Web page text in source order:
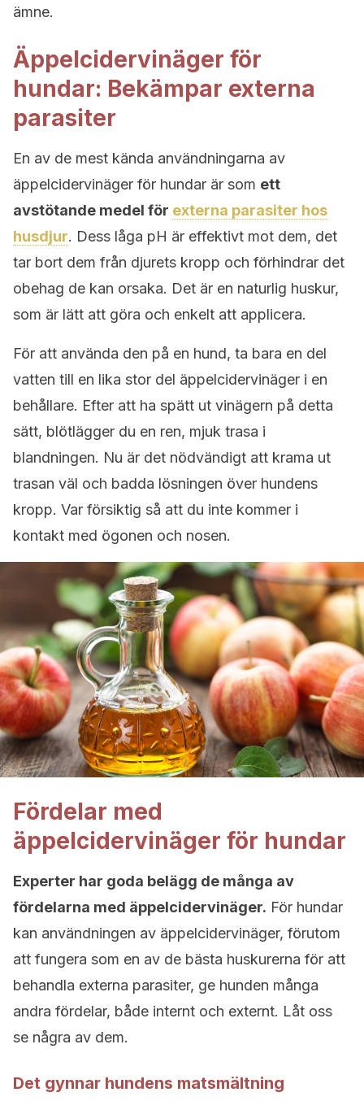
ämne.
Äppelcidervinäger för
hundar: Bekämpar externa
parasiter
En av de mest kända användningarna av
äppelcidervinäger för hundar är som ett
avstötande medel för externa parasiter hos
husdjur. Dess låga pH är effektivt mot dem, det
tar bort dem från djurets kropp och förhindrar det
obehag de kan orsaka. Det är en naturlig huskur,
som är lätt att göra och enkelt att applicera.
För att använda den på en hund, ta bara en del
vatten till en lika stor del äppelcidervinäger i en
behållare. Efter att ha spätt ut vinägern på detta
sätt, blötlägger du en ren, mjuk trasa i
blandningen. Nu är det nödvändigt att krama ut
trasan väl och badda lösningen över hundens
kropp. Var försiktig så att du inte kommer i
kontakt med ögonen och nosen.
Fördelar med
äppelcidervinäger för hundar
Experter har goda belägg de många av
fördelarna med äppelcidervinäger. För hundar
kan användningen av äppelcidervinäger, förutom
att fungera som en av de bästa huskurerna för att
behandla externa parasiter, ge hunden många
andra fördelar, både internt och externt. Låt oss
se några av dem.
Det gynnar hundens matsmältning